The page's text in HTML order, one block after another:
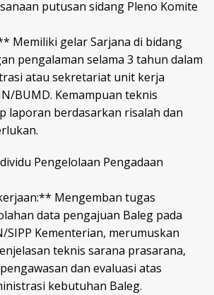
putusan sidang Pleno Komite
Memiliki gelar Sarjana di bidang
pengalaman selama 3 tahun dalam
atau sekretariat unit kerja
BUMD. Kemampuan teknis
laporan berdasarkan risalah dan
Pengelolaan Pengadaan
Mengemban tugas
data pengajuan Baleg pada
SIPP Kementerian, merumuskan
teknis sarana prasarana,
dan evaluasi atas
kebutuhan Baleg.